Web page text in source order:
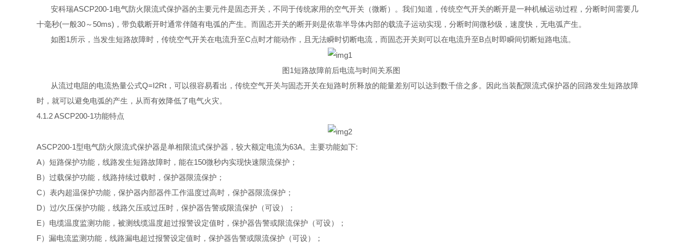
安科瑞ASCP200-1电气防火限流式保护器的主要元件是固态开关，不同于传统家用的空气开关（微断）。我们知道，传统空气开关的断开是一种机械运动过程，分断时间需要几
十毫秒(一般30～ 50ms) ，带负载断开时通常伴随有电弧的产生。而固态开关的断开则是依靠半导体内部的载流子运动实现，分断时间微秒级，速度快，无电弧产生。
如图1 所示，当发生短路故障时，传统空气开关在电流升至C点时才能动作，且无法瞬时切断电流，而固态开关则可以在电流升至B点时即瞬间切断短路电流。
图1短路故障前后电流与时间关系图
从流过电阻的电流热量公式Q=I2Rt ，可以很容易看出，传统空气开关与固态开关在短路时所释放的能量差别可以达到数千倍之多。因此当装配限流式保护器的回路发生短路故障
时，就可以避免电弧的产生，从而有效降低了电气火灾。
4.1.2 ASCP200-1功能特点
ASCP200-1型电气防火限流式保护器是单相限流式保护器，较大额定电流为63A。主要功能如下:
A）短路保护功能，线路发生短路故障时，能在150微秒内实现快速限流保护；
B）过载保护功能，线路持续过载时，保护器限流保护；
C）表内超温保护功能，保护器内部器件工作温度过高时，保护器限流保护；
D） 过/欠压保护功能，线路欠压或过压时，保护器告警或限流保护（可设）；
E）电缆温度监测功能，被测线缆温度超过报警设定值时，保护器告警或限流保护（可设）；
F）漏电流监测功能，线路漏电超过报警设定值时，保护器告警或限流保护（可设）；